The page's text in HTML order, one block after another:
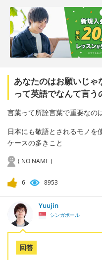
あなたのはお願いじ
って英語でなんて言う
言葉って所詮言葉で重要なの
日本にも敬語とされるモノを
ケースの多きこと
( NO NAME )
6 8953
Yuujin
シンガポール
回答